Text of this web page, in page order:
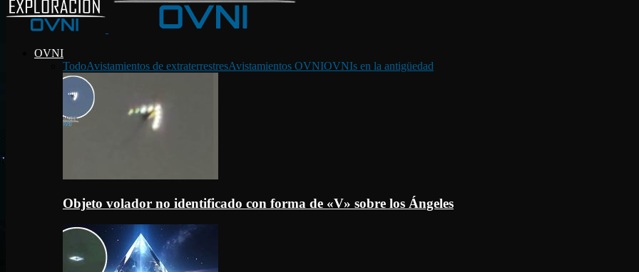
OVNI
TodoAvistamientos de extraterrestresAvistamientos OVNIOVNIs en la antigüedad
Objeto volador no identificado con forma de «V» sobre los Ángeles